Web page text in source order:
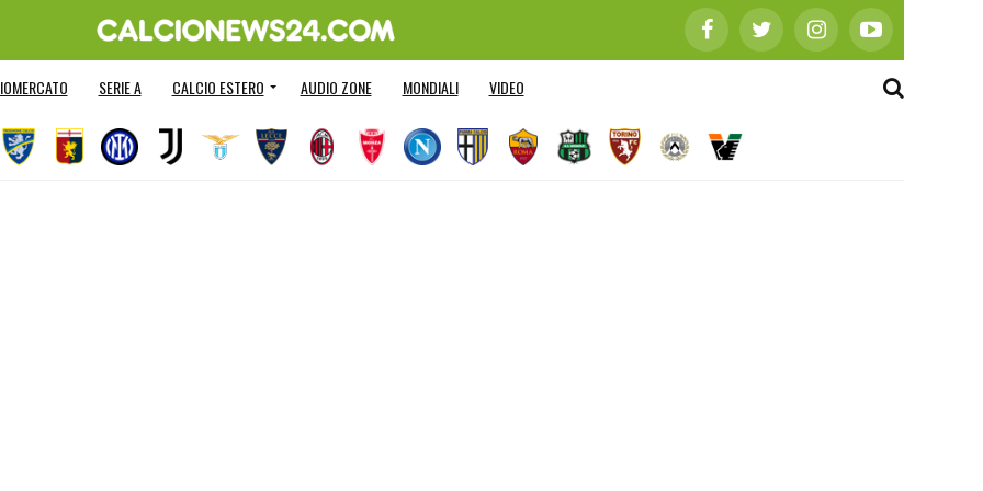
SERIE A CALCIO ESTERO AUDIO ZONE MONDIALI VIDEO